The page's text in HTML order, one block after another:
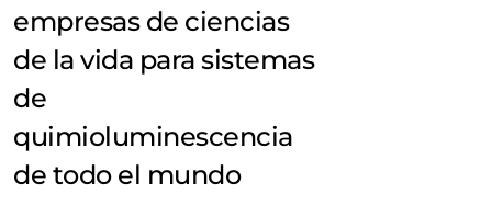
empresas de ciencias
de la vida para sistemas
de
quimioluminescencia
de todo el mundo